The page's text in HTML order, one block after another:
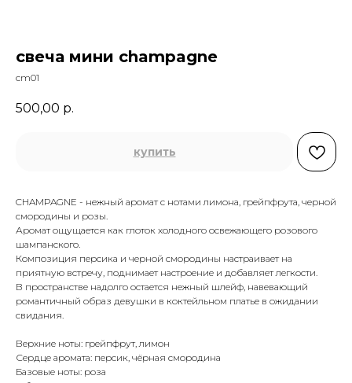
свеча мини champagne
cm01
500,00 р.
купить
CHAMPAGNE - нежный аромат с нотами лимона, грейпфрута, черной
смородины и розы.
Аромат ощущается как глоток холодного освежающего розового
шампанского.
Композиция персика и черной смородины настраивает на
приятную встречу, поднимает настроение и добавляет легкости.
В пространстве надолго остается нежный шлейф, навевающий
романтичный образ девушки в коктейльном платье в ожидании
свидания.
Верхние ноты: грейпфрут, лимон
Сердце аромата: персик, чёрная смородина
Базовые ноты: роза